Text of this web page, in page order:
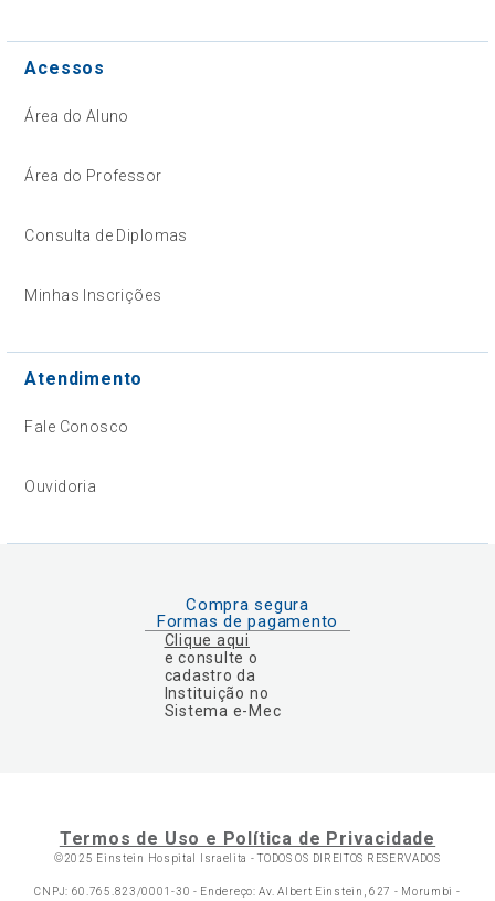
Acessos
Área do Aluno
Área do Professor
Consulta de Diplomas
Minhas Inscrições
Atendimento
Fale Conosco
Ouvidoria
Compra segura
Formas de pagamento
Clique aqui
e consulte o
cadastro da
Instituição no
Sistema e-Mec
Termos de Uso e Política de Privacidade
©2025 Einstein Hospital Israelita - TODOS OS DIREITOS RESERVADOS
CNPJ: 60.765.823/0001-30 - Endereço: Av. Albert Einstein, 627 - Morumbi -